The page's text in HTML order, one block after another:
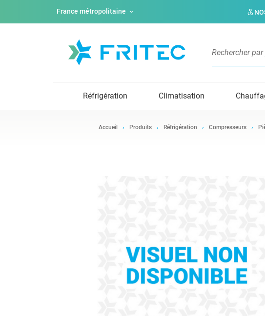
France métropolitaine
Réfrigération Climatisation
Accueil Produits Réfrigération Compresseurs